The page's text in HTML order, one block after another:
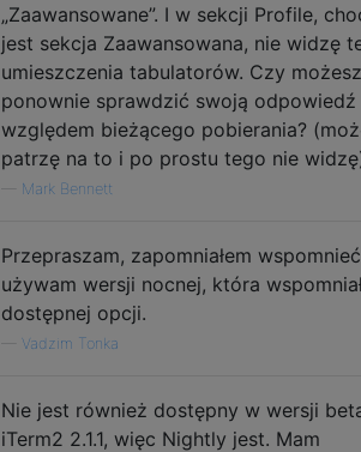
„Zaawansowane”. I w sekcji Profile,
jest sekcja Zaawansowana, nie widzę
umieszczenia tabulatorów. Czy możesz
ponownie sprawdzić swoją odpowiedź
względem bieżącego pobierania?
patrzę na to i po prostu tego nie
Mark Bennett
Przepraszam, zapomniałem
używam wersji nocnej, która
dostępnej opcji.
Vadzim Tonka
Nie jest również dostępny w wersji
iTerm2 2.1.1, więc Nightly jest. Mam